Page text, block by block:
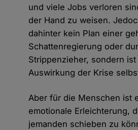
und viele Jobs verloren
der Hand zu weisen.
dahinter kein Plan einer
Schattenregierung oder
Strippenzieher, sondern ist
Auswirkung der Krise
Aber für die Menschen ist
emotionale Erleichterung,
jemanden schieben zu